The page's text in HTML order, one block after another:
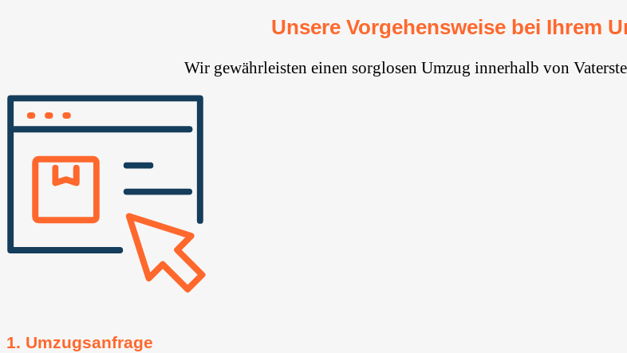
Unsere Vorgehensweise bei Ihrem
Wir gewährleisten einen sorglosen Umzug innerhalb von
1. Umzugsanfrage